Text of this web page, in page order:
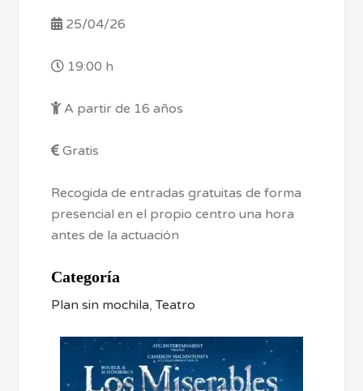
25/04/26
19:00 h
A partir de 16 años
Gratis
Recogida de entradas gratuitas de forma
presencial en el propio centro una hora
antes de la actuación
Categoría
Plan sin mochila,Teatro